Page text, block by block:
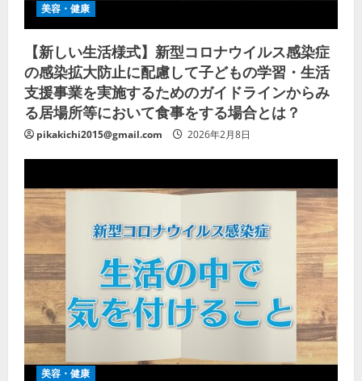
美容・健康
【新しい生活様式】新型コロナウイルス感染症
の感染拡大防止に配慮して子どもの学習・生活
支援事業を実施するためのガイドラインからみ
る居場所等において食事をする場合とは？
pikakichi2015@gmail.com 2026年2月8日
美容・健康